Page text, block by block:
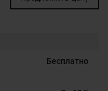
Бесплатно